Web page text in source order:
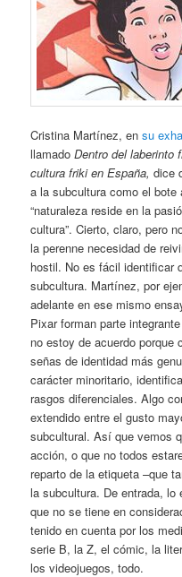
Cristina Martínez, ensu
llamadoDentro del laberinto
cultura friki en España, dice
a la subcultura como el
“naturaleza reside en la
cultura”. Cierto, claro, pero
la perenne necesidad de
hostil. No es fácil identificar
subcultura. Martínez, por
adelante en ese mismo
Pixar forman parte
no estoy de acuerdo porque
señas de identidad más
carácter minoritario,
rasgos diferenciales. Algo
extendido entre el gusto
subcultural. Así que vemos
acción, o que no todos
reparto de la etiqueta –que
la subcultura. De entrada,
que no se tiene en
tenido en cuenta por los
serie B, la Z, el cómic, la
los videojuegos, todo.